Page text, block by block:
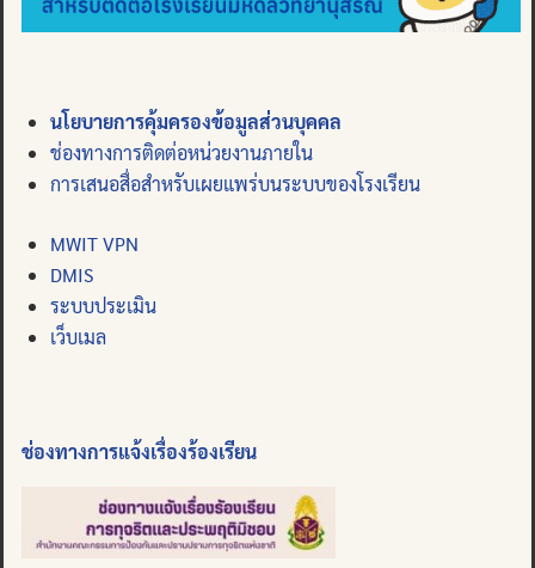
นโยบายการคุ้มครองข้อมูลส่วนบุคคล
ช่องทางการติดต่อหน่วยงานภายใน
การเสนอสื่อสำหรับเผยแพร่บนระบบของโรงเรียน
MWIT VPN
DMIS
ระบบประเมิน
เว็บเมล
ช่องทางการแจ้งเรื่องร้องเรียน